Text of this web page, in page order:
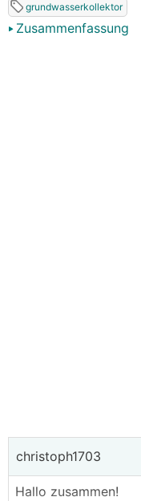
grundwasserkollektor
Zusammenfassung
christoph1703
Hallo zusammen!